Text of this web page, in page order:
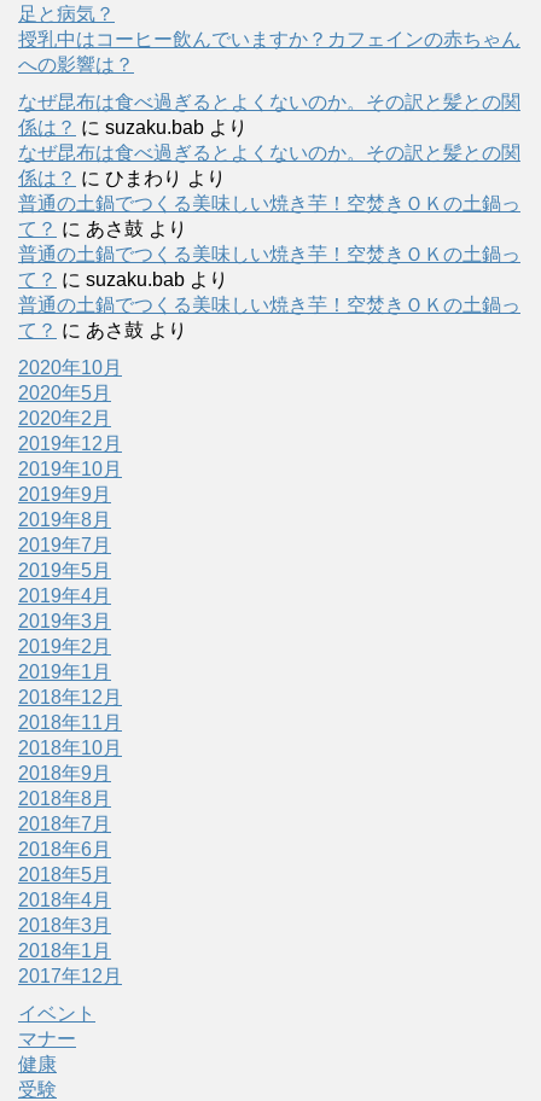
足と病気？
授乳中はコーヒー飲んでいますか？カフェインの赤ちゃん
への影響は？
なぜ昆布は食べ過ぎるとよくないのか。その訳と髪との関
係は？ に suzaku.bab より
なぜ昆布は食べ過ぎるとよくないのか。その訳と髪との関
係は？ に ひまわり より
普通の土鍋でつくる美味しい焼き芋！空焚きＯＫの土鍋っ
て？ に あさ鼓 より
普通の土鍋でつくる美味しい焼き芋！空焚きＯＫの土鍋っ
て？ に suzaku.bab より
普通の土鍋でつくる美味しい焼き芋！空焚きＯＫの土鍋っ
て？ に あさ鼓 より
2020年10月
2020年5月
2020年2月
2019年12月
2019年10月
2019年9月
2019年8月
2019年7月
2019年5月
2019年4月
2019年3月
2019年2月
2019年1月
2018年12月
2018年11月
2018年10月
2018年9月
2018年8月
2018年7月
2018年6月
2018年5月
2018年4月
2018年3月
2018年1月
2017年12月
イベント
マナー
健康
受験